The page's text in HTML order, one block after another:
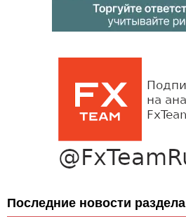
Последние новости раздела